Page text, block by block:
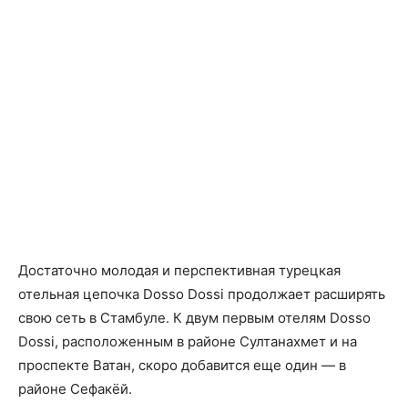
Достаточно молодая и перспективная турецкая
отельная цепочка Dosso Dossi продолжает расширять
свою сеть в Стамбуле. К двум первым отелям Dosso
Dossi, расположенным в районе Султанахмет и на
проспекте Ватан, скоро добавится еще один — в
районе Сефакёй.